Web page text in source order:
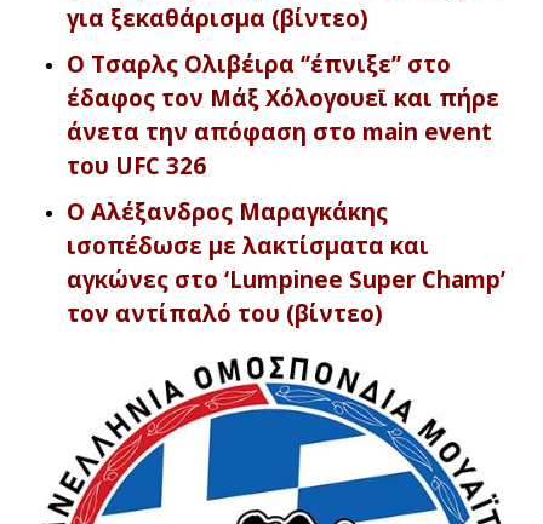
για ξεκαθάρισμα (βίντεο)
Ο Τσαρλς Ολιβέιρα ‘’έπνιξε’’ στο
έδαφος τον Μάξ Χόλογουεϊ και πήρε
άνετα την απόφαση στο main event
του UFC 326
Ο Αλέξανδρος Μαραγκάκης
ισοπέδωσε με λακτίσματα και
αγκώνες στο ‘Lumpinee Super Champ’
τον αντίπαλό του (βίντεο)